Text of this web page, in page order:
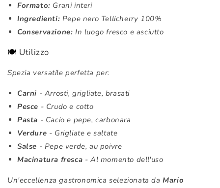
Formato: Grani interi
Ingredienti: Pepe nero Tellicherry 100%
Conservazione: In luogo fresco e asciutto
🍽️ Utilizzo
Spezia versatile perfetta per:
Carni - Arrosti, grigliate, brasati
Pesce - Crudo e cotto
Pasta - Cacio e pepe, carbonara
Verdure - Grigliate e saltate
Salse - Pepe verde, au poivre
Macinatura fresca - Al momento dell'uso
Un'eccellenza gastronomica selezionata daMario